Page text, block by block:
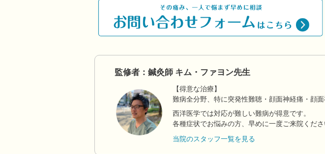
監修者：鍼灸師 キム・ファヨン先生
【得意な治療】
難病全分野、特に突発性難聴・顔面神経痛・顔
西洋医学では対応が難しい難病が得意です。
各種症状でお悩みの方、早めに一度ご来院くださ
当院のスタッフ一覧を見る